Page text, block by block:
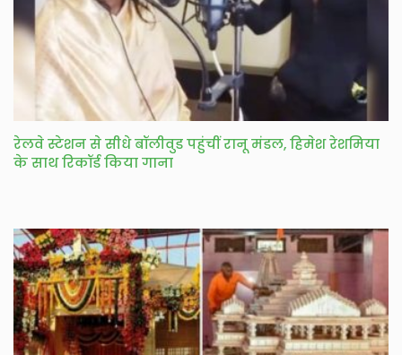
रेलवे स्टेशन से सीधे बॉलीवुड पहुंचीं रानू मंडल, हिमेश रेशमिया
के साथ रिकॉर्ड किया गाना